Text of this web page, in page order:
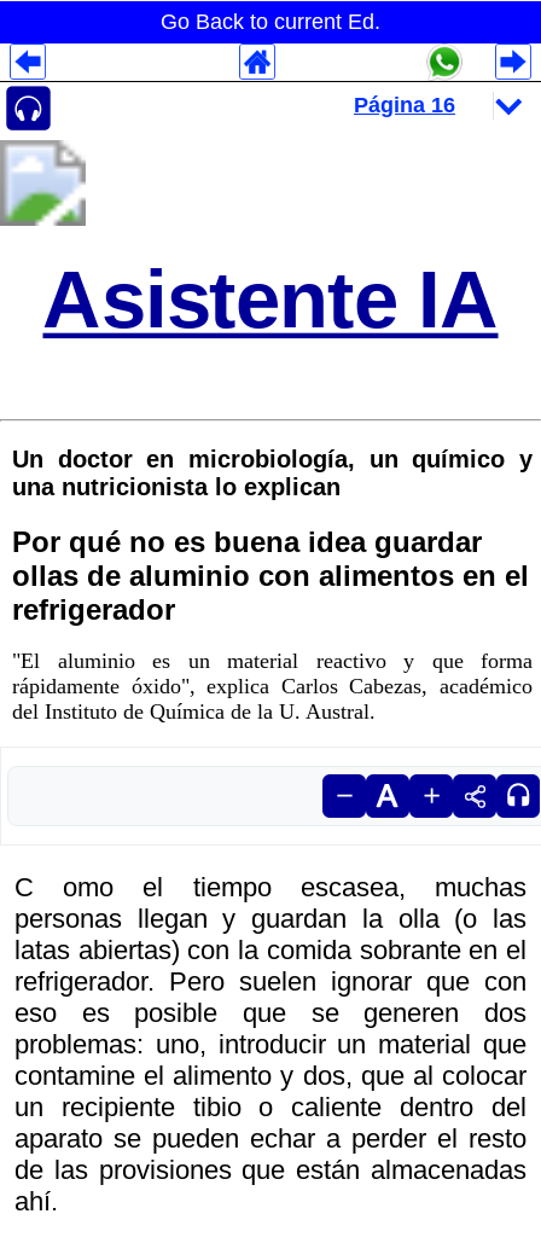
Go Back to current Ed.
Asistente IA
Un doctor en microbiología, un químico y
una nutricionista lo explican
Por qué no es buena idea guardar
ollas de aluminio con alimentos en el
refrigerador
"El aluminio es un material reactivo y que forma
rápidamente óxido", explica Carlos Cabezas, académico
del Instituto de Química de la U. Austral.
C omo el tiempo escasea, muchas
personas llegan y guardan la olla (o las
latas abiertas) con la comida sobrante en el
refrigerador. Pero suelen ignorar que con
eso es posible que se generen dos
problemas: uno, introducir un material que
contamine el alimento y dos, que al colocar
un recipiente tibio o caliente dentro del
aparato se pueden echar a perder el resto
de las provisiones que están almacenadas
ahí.
Despliegues Analytics
Despliegues Totales
Despliegues por Rubros